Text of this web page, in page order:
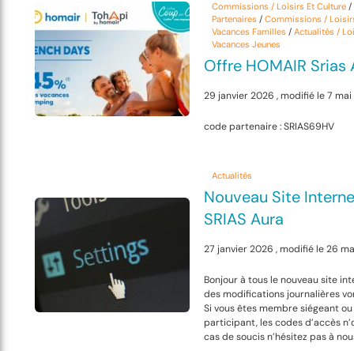
Commissions / Loisirs Et Culture/
Partenaires / Commissions /
Vacances Familles / Actualités /
Vacances Jeunes
Offre HOMAIR Srias
29 janvier 2026 , modifié le 7
code partenaire : SRIAS69HV
Actualités
Nouveau Site
SRIAS Aura
27 janvier 2026 , modifié le 26
Bonjour à tous le nouveau site
des modifications journalières
Si vous êtes membre siégeant
participant, les codes d’accès
cas de soucis n’hésitez pas à